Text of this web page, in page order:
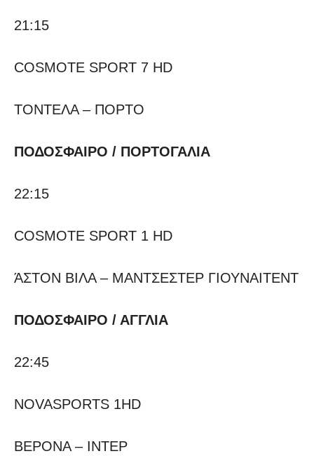
21:15
COSMOTE SPORT 7 HD
ΤΟΝΤΕΛΑ – ΠΟΡΤΟ
ΠΟΔΟΣΦΑΙΡΟ / ΠΟΡΤΟΓΑΛΙΑ
22:15
COSMOTE SPORT 1 HD
ΆΣΤΟΝ ΒΙΛΑ – ΜΑΝΤΣΕΣΤΕΡ ΓΙΟΥΝΑΙΤΕΝΤ
ΠΟΔΟΣΦΑΙΡΟ / ΑΓΓΛΙΑ
22:45
NOVASPORTS 1HD
ΒΕΡΟΝΑ – ΙΝΤΕΡ